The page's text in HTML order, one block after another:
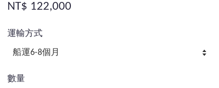
NT$ 122,000
運輸方式
數量